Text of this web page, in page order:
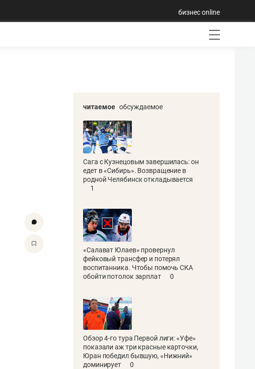
бизнес online
читаемое обсуждаемое
Сага с Кузнецовым завершилась: он
едет в «Сибирь». Возвращение в
родной Челябинск откладывается
1
«Салават Юлаев» провернул
фейковый трансфер и потерял
воспитанника. Чтобы помочь СКА
обойти потолок зарплат
0
Обзор 4-го тура Первой лиги: «Уфе»
показали аж три красные карточки,
Юран победил бывшую, «Нижний»
доминирует
0